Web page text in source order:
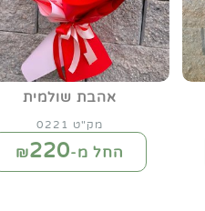
אהבת שולמית
מק"ט 0221
החל מ-₪220